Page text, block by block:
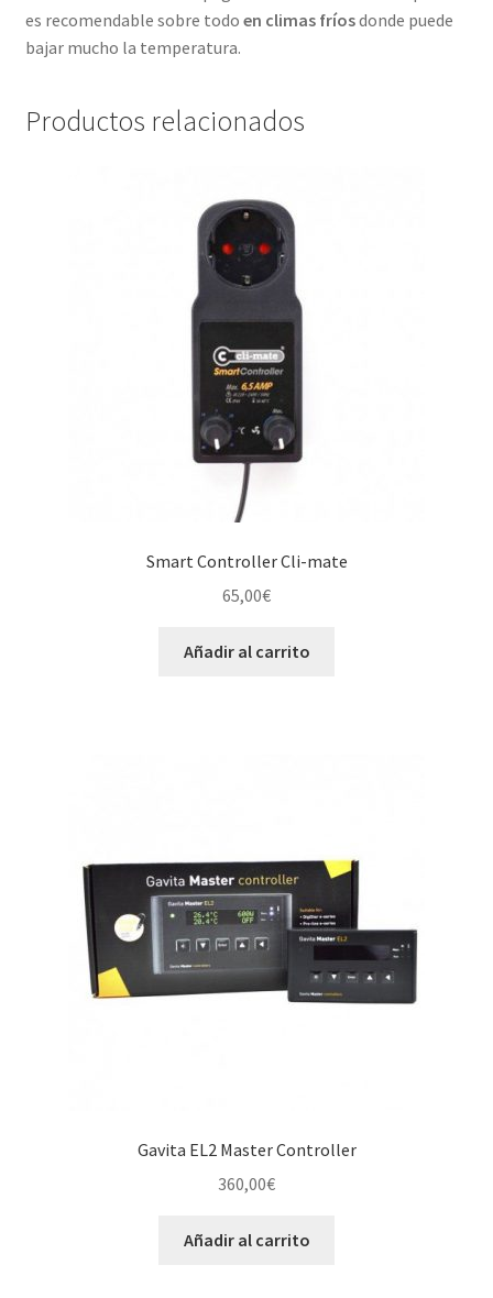
es recomendable sobre todo en climas fríosdonde puede
bajar mucho la temperatura.
Productos relacionados
Smart Controller Cli-mate
65,00€
Añadir al carrito
Gavita EL2 Master Controller
360,00€
Añadir al carrito